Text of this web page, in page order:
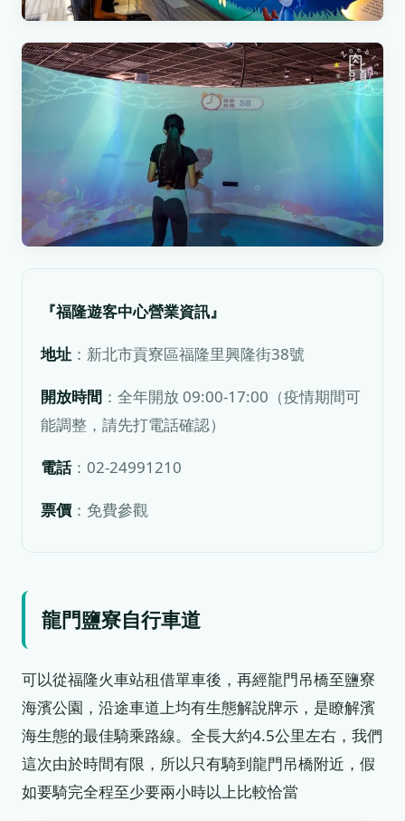
『福隆遊客中心營業資訊』
地址 ：新北市貢寮區福隆里興隆街38號
開放時間 ：全年開放 09:00-17:00（疫情期間可
能調整，請先打電話確認）
電話：02-24991210
票價 ：免費參觀
龍門鹽寮自行車道
可以從福隆火車站租借單車後，再經龍門吊橋至鹽寮
海濱公園，沿途車道上均有生態解說牌示，是瞭解濱
海生態的最佳騎乘路線。全長大約4.5公里左右，我們
這次由於時間有限，所以只有騎到龍門吊橋附近，假
如要騎完全程至少要兩小時以上比較恰當